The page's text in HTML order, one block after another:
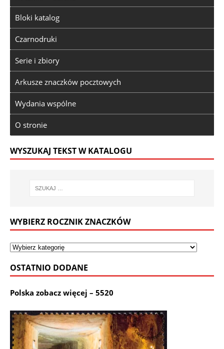
Bloki katalog
Czarnodruki
Serie i zbiory
Arkusze znaczków pocztowych
Wydania wspólne
O stronie
WYSZUKAJ TEKST W KATALOGU
WYBIERZ ROCZNIK ZNACZKÓW
OSTATNIO DODANE
Polska zobacz więcej – 5520